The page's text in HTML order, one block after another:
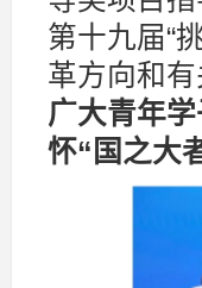
第十九届“
革方向和
广大青年
怀“国之大